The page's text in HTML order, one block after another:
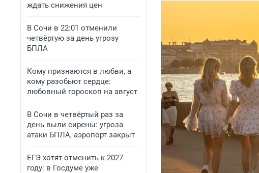
ждать снижения цен
В Сочи в 22:01 отменили
четвёртую за день угрозу
БПЛА
Кому признаются в любви, а
кому разобьют сердце:
любовный гороскоп на август
В Сочи в четвёртый раз за
день выли сирены: угроза
атаки БПЛА, аэропорт закрыт
ЕГЭ хотят отменить к 2027
году: в Госдуме уже